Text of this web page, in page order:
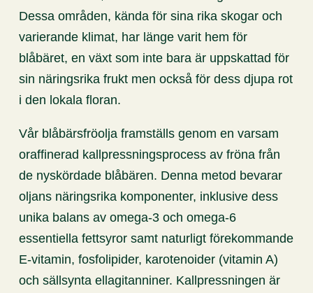
Dessa områden, kända för sina rika skogar och
varierande klimat, har länge varit hem för
blåbäret, en växt som inte bara är uppskattad för
sin näringsrika frukt men också för dess djupa rot
i den lokala floran.
Vår blåbärsfröolja framställs genom en varsam
oraffinerad kallpressningsprocess av fröna från
de nyskördade blåbären. Denna metod bevarar
oljans näringsrika komponenter, inklusive dess
unika balans av omega-3 och omega-6
essentiella fettsyror samt naturligt förekommande
E-vitamin, fosfolipider, karotenoider (vitamin A)
och sällsynta ellagitanniner. Kallpressningen är